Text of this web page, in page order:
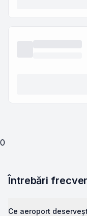
0
Întrebări
Ce aeroport